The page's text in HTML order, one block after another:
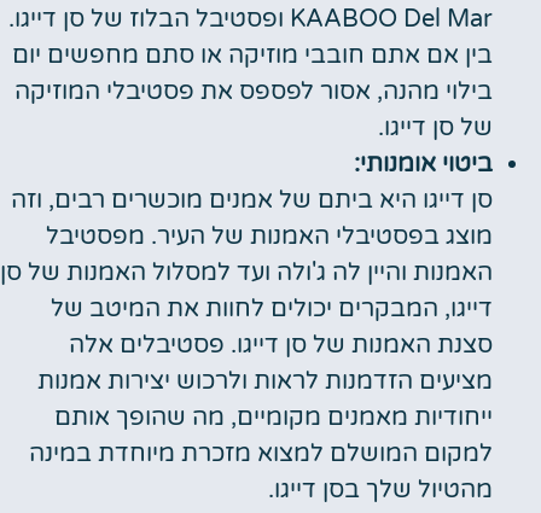
KAABOO Del Mar ופסטיבל הבלוז של סן דייגו.
בין אם אתם חובבי מוזיקה או סתם מחפשים יום
בילוי מהנה, אסור לפספס את פסטיבלי המוזיקה
של סן דייגו.
ביטוי אומנותי:
סן דייגו היא ביתם של אמנים מוכשרים רבים, וזה
מוצג בפסטיבלי האמנות של העיר. מפסטיבל
האמנות והיין לה ג'ולה ועד למסלול האמנות של סן
דייגו, המבקרים יכולים לחוות את המיטב של
סצנת האמנות של סן דייגו. פסטיבלים אלה
מציעים הזדמנות לראות ולרכוש יצירות אמנות
ייחודיות מאמנים מקומיים, מה שהופך אותם
למקום המושלם למצוא מזכרת מיוחדת במינה
מהטיול שלך בסן דייגו.